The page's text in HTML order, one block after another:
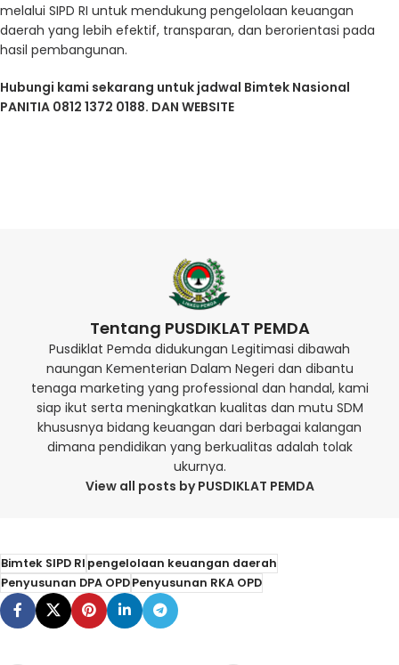
melalui SIPD RI untuk mendukung pengelolaan keuangan
daerah yang lebih efektif, transparan, dan berorientasi pada
hasil pembangunan.
Hubungi kami sekarang untuk jadwal Bimtek Nasional
PANITIA 0812 1372 0188. DAN WEBSITE
Tentang PUSDIKLAT PEMDA
Pusdiklat Pemda didukungan Legitimasi dibawah
naungan Kementerian Dalam Negeri dan dibantu
tenaga marketing yang professional dan handal, kami
siap ikut serta meningkatkan kualitas dan mutu SDM
khususnya bidang keuangan dari berbagai kalangan
dimana pendidikan yang berkualitas adalah tolak
ukurnya.
View all posts by PUSDIKLAT PEMDA
Bimtek SIPD RIpengelolaan keuangan daerah
Penyusunan DPA OPDPenyusunan RKA OPD